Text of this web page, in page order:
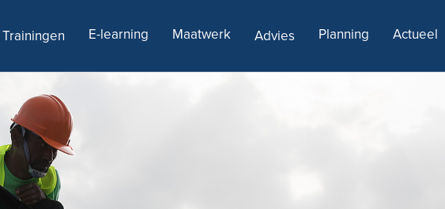
Trainingen E-learning Maatwerk Advies Planning Actueel